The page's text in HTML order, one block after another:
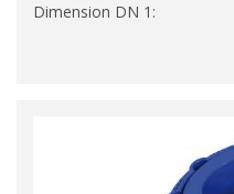
Dimension DN 1: